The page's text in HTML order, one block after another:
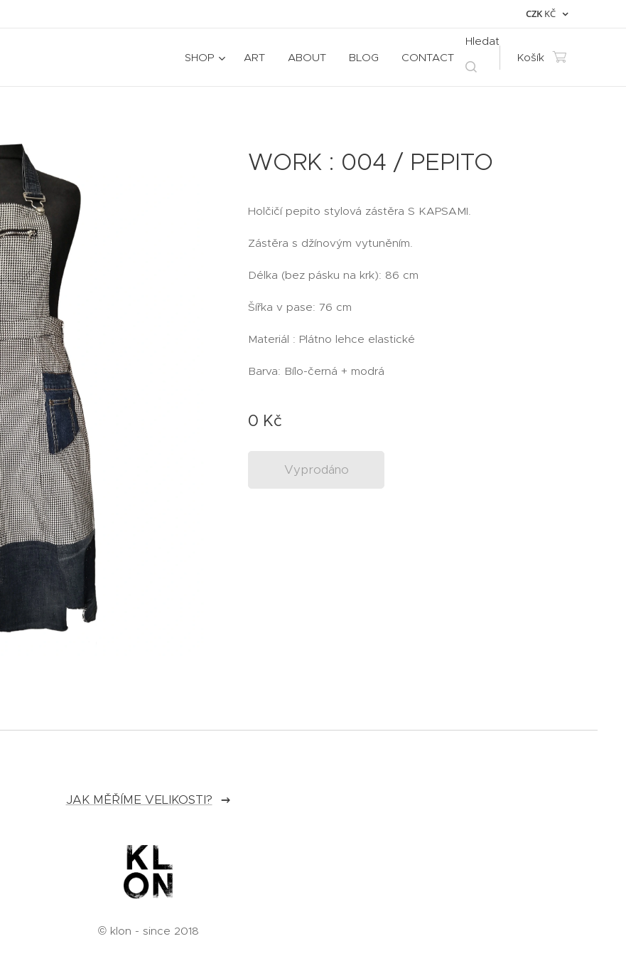
CZK KČ
SHOP ART ABOUT BLOG CONTACT
Hledat
Košík
WORK : 004 / PEPITO
Holčičí pepito stylová zástěra S KAPSAMI.
Zástěra s džínovým vytuněním.
Délka (bez pásku na krk): 86 cm
Šířka v pase: 76 cm
Materiál : Plátno lehce elastické
Barva: Bílo-černá + modrá
0 Kč
Vyprodáno
JAK MĚŘÍME VELIKOSTI?
© klon - since 2018